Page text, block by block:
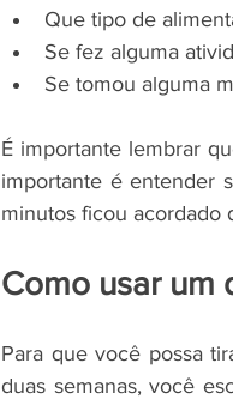
Que tipo de
Se fez alguma
Se tomou alguma
É importante lembrar
importante é entender
minutos ficou acordado
Como usar um
Para que você possa
duas semanas, você